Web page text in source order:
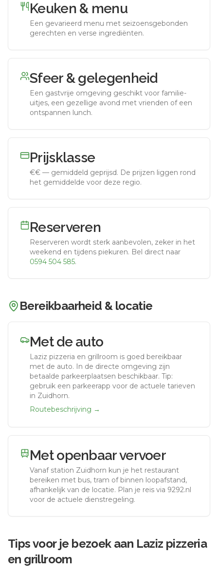
Keuken & menu
Een gevarieerd menu met seizoensgebonden
gerechten en verse ingrediënten.
Sfeer & gelegenheid
Een gastvrije omgeving geschikt voor familie-
uitjes, een gezellige avond met vrienden of een
ontspannen lunch.
Prijsklasse
€€ — gemiddeld geprijsd. De prijzen liggen rond
het gemiddelde voor deze regio.
Reserveren
Reserveren wordt sterk aanbevolen, zeker in het
weekend en tijdens piekuren. Bel direct naar
0594 504 585.
Bereikbaarheid & locatie
Met de auto
Laziz pizzeria en grillroom is goed bereikbaar
met de auto. In de directe omgeving zijn
betaalde parkeerplaatsen beschikbaar. Tip:
gebruik een parkeerapp voor de actuele tarieven
in Zuidhorn.
Routebeschrijving →
Met openbaar vervoer
Vanaf station Zuidhorn kun je het restaurant
bereiken met bus, tram of binnen loopafstand,
afhankelijk van de locatie. Plan je reis via 9292.nl
voor de actuele dienstregeling.
Tips voor je bezoek aan Laziz pizzeria
en grillroom